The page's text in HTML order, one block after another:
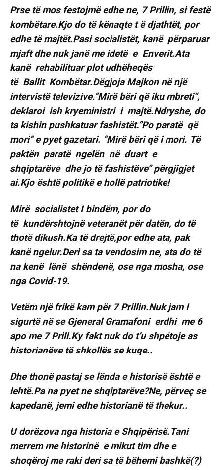
Prse të mos festojmë edhe ne, 7 Prillin, si festë
kombëtare.Kjo do të kënaqte t ë djathtët, por
edhe të majtët.Pasi socialistët, kanë përparuar
mjaft dhe nuk janë me idetë e Enverit.Ata
kanë rehabilituar plot udhëheqës
të Ballit Kombëtar.Dëgjoja Majkon në një
intervistë televizive.’’Mirë bëri që iku mbreti’’,
deklaroi ish kryeministri i majtë.Ndryshe, do
ta kishin pushkatuar fashistët.’’Po paratë që
mori’’ e pyet gazetari. ‘’Mirë bëri që i mori. Të
paktën paratë ngelën në duart e
shqiptarëve dhe jo të fashistëve’’ përgjigjet
ai.Kjo është politikë e hollë patriotike!
Mirë socialistet I bindëm, por do
të kundërshtojnë veteranët për datën, do të
thotë dikush.Ka të drejtë,por edhe ata, pak
kanë ngelur.Deri sa ta vendosim ne, ata do të
na kenë lënë shëndenë, ose nga mosha, ose
nga Covid-19.
Vetëm një frikë kam për 7 Prillin.Nuk jam I
sigurtë në se Gjeneral Gramafoni erdhi me 6
apo me 7 Prill.Ky fakt nuk do t’u shpëtoje as
historianëve të shkollës se kuqe..
Dhe thonë pastaj se lënda e historisë është e
lehtë.Pa na pyet ne shqiptarëve?Ne, përveç se
kapedanë, jemi edhe historianë të thekur..
U dorëzova nga historia e Shqipërisë.Tani
merrem me historinë e mikut tim dhe e
shoqëroj me raki deri sa të bëhemi bashkë(?)